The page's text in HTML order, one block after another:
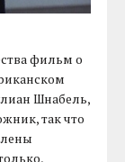
фильм о
Шнабель,
так что